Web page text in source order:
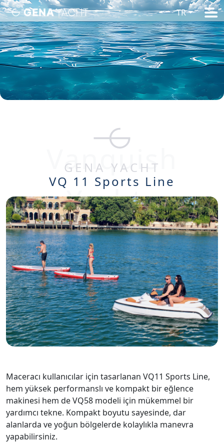
TR
Vanquish
Yachts
GENA YACHT
VQ 11 Sports Line
Maceracı kullanıcılar için tasarlanan VQ11 Sports Line,
hem yüksek performanslı ve kompakt bir eğlence
makinesi hem de VQ58 modeli için mükemmel bir
yardımcı tekne. Kompakt boyutu sayesinde, dar
alanlarda ve yoğun bölgelerde kolaylıkla manevra
yapabilirsiniz.